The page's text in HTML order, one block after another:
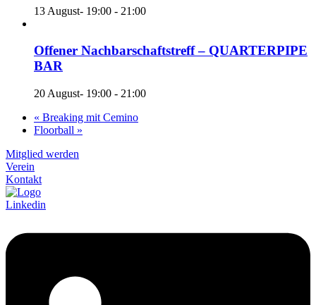
13 August- 19:00 - 21:00
Offener Nachbarschaftstreff – QUARTERPIPE
BAR
20 August- 19:00 - 21:00
« Breaking mit Cemino
Floorball »
Mitglied werden
Verein
Kontakt
Linkedin